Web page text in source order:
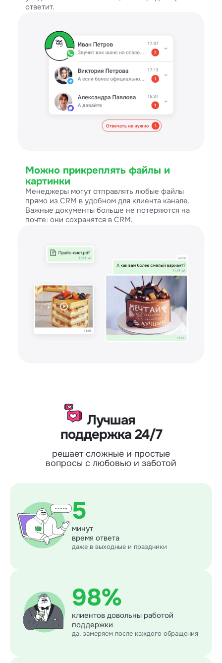
ответит.
Можно прикреплять файлы и
картинки
Менеджеры могут отправлять любые файлы
прямо из CRM в удобном для клиента канале.
Важные документы больше не потеряются на
почте: они сохранятся в CRM.
Лучшая
поддержка 24/7
решает сложные и простые
вопросы с любовью и заботой
5
минут
время ответа
даже в выходные и праздники
98%
клиентов довольны работой
поддержки
да, замеряем после каждого обращения